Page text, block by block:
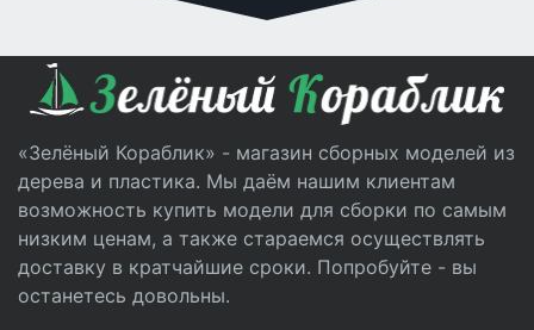
«Зелёный Кораблик» - магазин сборных моделей из
дерева и пластика. Мы даём нашим клиентам
возможность купить модели для сборки по самым
низким ценам, а также стараемся осуществлять
доставку в кратчайшие сроки. Попробуйте - вы
останетесь довольны.